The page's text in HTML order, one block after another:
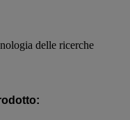
delle ricerche